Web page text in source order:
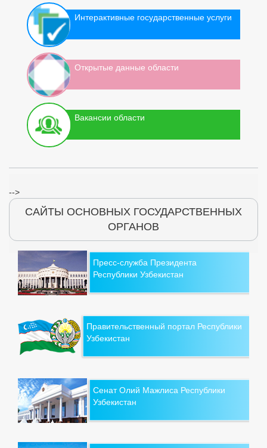
Интерактивные государственные услуги
Открытые данные области
Вакансии области
-->
САЙТЫ ОСНОВНЫХ ГОСУДАРСТВЕННЫХ
ОРГАНОВ
Пресс-служба Президента
Республики Узбекистан
Правительственный портал Республики
Узбекистан
Сенат Олий Мажлиса Республики
Узбекистан